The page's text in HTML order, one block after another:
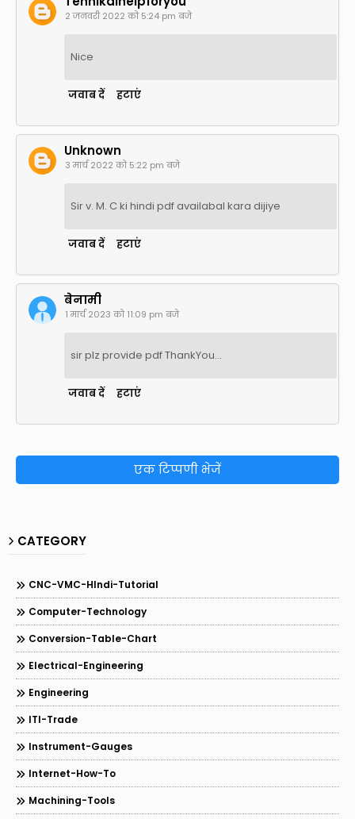
2 जनवरी 2022 को 5:24 pm बजे
Nice
जवाब दें हटाएं
Unknown
3 मार्च 2022 को 5:22 pm बजे
Sir v. M. C ki hindi pdf availabal kara dijiye
जवाब दें हटाएं
बेनामी
1 मार्च 2023 को 11:09 pm बजे
sir plz provide pdf ThankYou...
जवाब दें हटाएं
एक टिप्पणी भेजें
CATEGORY
CNC-VMC-HIndi-Tutorial
Computer-Technology
Conversion-Table-Chart
Electrical-Engineering
Engineering
ITI-Trade
Instrument-Gauges
Internet-How-To
Machining-Tools